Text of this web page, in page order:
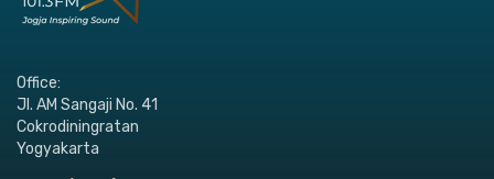
Office:
Jl. AM Sangaji No. 41
Cokrodiningratan
Yogyakarta